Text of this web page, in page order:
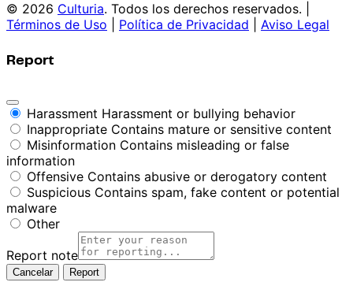
© 2026 Culturia. Todos los derechos reservados. |
Términos de Uso
Política de Privacidad Aviso Legal
Report
Harassment Harassment or bullying behavior
Inappropriate Contains mature or sensitive content
Misinformation Contains misleading or false
information
Offensive Contains abusive or derogatory content
Suspicious Contains spam, fake content or potential
malware
Other
Report note
Report